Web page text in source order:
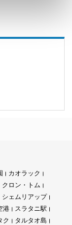
。この会社は沿
ています。安全・
客の間で人気があ
、
ー移動を簡単で
トレスや遅延な
ンドリーで信頼
ます。将来的に
れる、タイ国内
カオラック
クロン・トム
シェムリアップ
港
スラタニ駅
ク
タルタオ島